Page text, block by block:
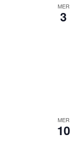
MER
3
MER
10